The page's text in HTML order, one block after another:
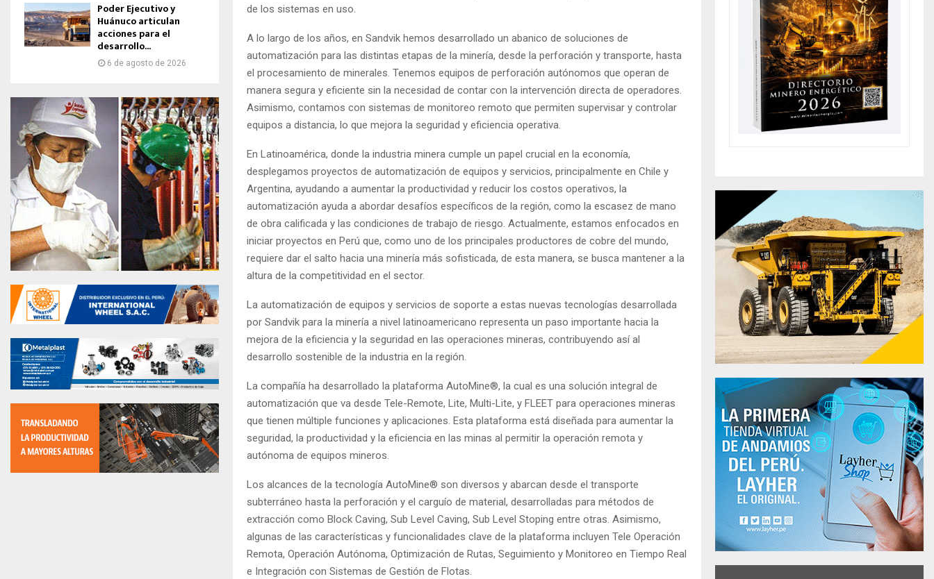
de los sistemas en uso.
A lo largo de los años, en Sandvik hemos desarrollado un abanico de soluciones de
automatización para las distintas etapas de la minería, desde la perforación y transporte, hasta
el procesamiento de minerales. Tenemos equipos de perforación autónomos que operan de
manera segura y eficiente sin la necesidad de contar con la intervención directa de operadores.
Asimismo, contamos con sistemas de monitoreo remoto que permiten supervisar y controlar
equipos a distancia, lo que mejora la seguridad y eficiencia operativa.
En Latinoamérica, donde la industria minera cumple un papel crucial en la economía,
desplegamos proyectos de automatización de equipos y servicios, principalmente en Chile y
Argentina, ayudando a aumentar la productividad y reducir los costos operativos, la
automatización ayuda a abordar desafíos específicos de la región, como la escasez de mano
de obra calificada y las condiciones de trabajo de riesgo. Actualmente, estamos enfocados en
iniciar proyectos en Perú que, como uno de los principales productores de cobre del mundo,
requiere dar el salto hacia una minería más sofisticada, de esta manera, se busca mantener a la
altura de la competitividad en el sector.
La automatización de equipos y servicios de soporte a estas nuevas tecnologías desarrollada
por Sandvik para la minería a nivel latinoamericano representa un paso importante hacia la
mejora de la eficiencia y la seguridad en las operaciones mineras, contribuyendo así al
desarrollo sostenible de la industria en la región.
La compañía ha desarrollado la plataforma AutoMine®, la cual es una solución integral de
automatización que va desde Tele-Remote, Lite, Multi-Lite, y FLEET para operaciones mineras
que tienen múltiple funciones y aplicaciones. Esta plataforma está diseñada para aumentar la
seguridad, la productividad y la eficiencia en las minas al permitir la operación remota y
autónoma de equipos mineros.
Los alcances de la tecnología AutoMine® son diversos y abarcan desde el transporte
subterráneo hasta la perforación y el carguío de material, desarrolladas para métodos de
extracción como Block Caving, Sub Level Caving, Sub Level Stoping entre otras. Asimismo,
algunas de las características y funcionalidades clave de la plataforma incluyen Tele Operación
Remota, Operación Autónoma, Optimización de Rutas, Seguimiento y Monitoreo en Tiempo Real
e Integración con Sistemas de Gestión de Flotas.
Poder Ejecutivo y
Huánuco articulan
acciones para el
desarrollo...
6 de agosto de 2026